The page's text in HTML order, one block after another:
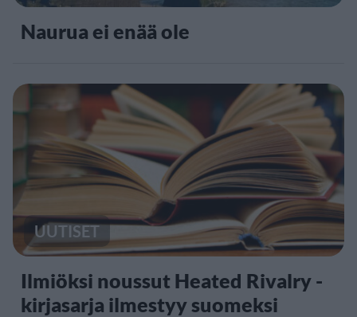
Naurua ei enää ole
UUTISET
Ilmiöksi noussut Heated Rivalry -
kirjasarja ilmestyy suomeksi